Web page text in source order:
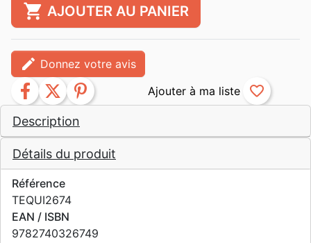
Description
Détails du produit
Référence
TEQUI2674
EAN / ISBN
9782740326749
shopping_cart AJOUTER AU PANIER
edit Donnez votre avis
facebook twitter pinterest favorite_border